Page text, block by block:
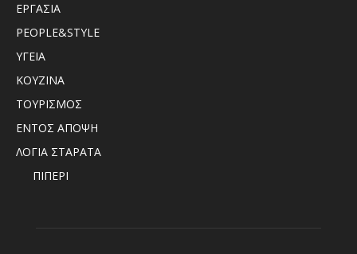
ΕΡΓΑΣΙΑ
PEOPLE&STYLE
ΥΓΕΙΑ
ΚΟΥΖΙΝΑ
ΤΟΥΡΙΣΜΟΣ
ΕΝΤΟΣ ΑΠΟΨΗ
ΛΟΓΙΑ ΣΤΑΡΑΤΑ
ΠΙΠΕΡΙ